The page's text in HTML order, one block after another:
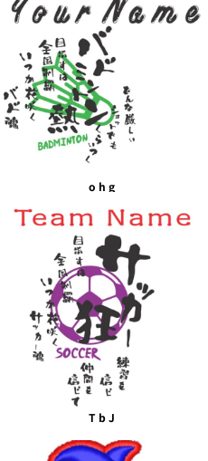
o h g
T b J